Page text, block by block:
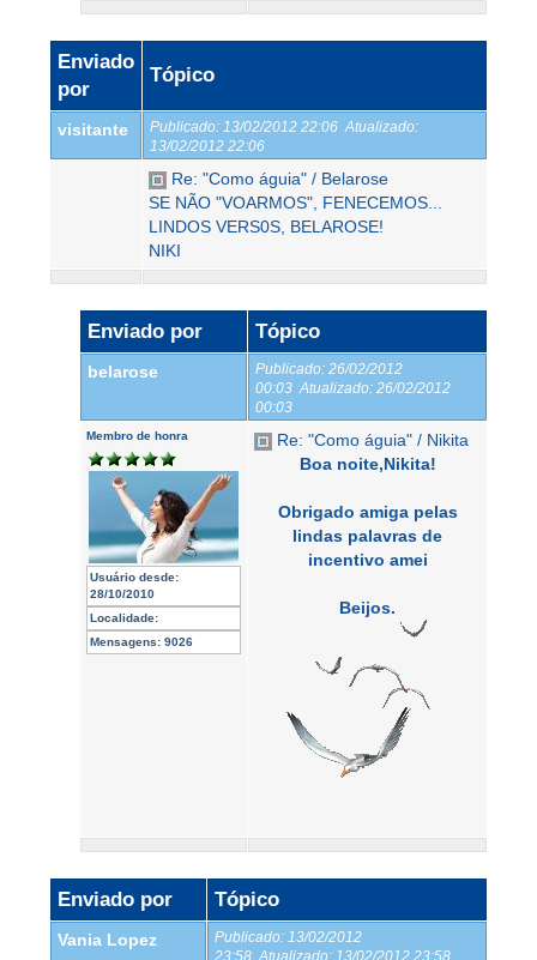
Enviado
por
Tópico
visitante Publicado: 13/02/2012 22:06 Atualizado:
13/02/2012 22:06
Re: "Como águia" / Belarose
SE NÃO "VOARMOS", FENECEMOS...
LINDOS VERS0S, BELAROSE!
NIKI
Enviado por Tópico
belarose Publicado: 26/02/2012
00:03 Atualizado: 26/02/2012
00:03
Membro de honra
Usuário desde:
28/10/2010
Localidade:
Mensagens: 9026
Re: "Como águia" / Nikita
Boa noite,Nikita!
Obrigado amiga pelas
lindas palavras de
incentivo amei
Beijos.
Enviado por Tópico
Vania Lopez Publicado: 13/02/2012
23:58 Atualizado: 13/02/2012 23:58